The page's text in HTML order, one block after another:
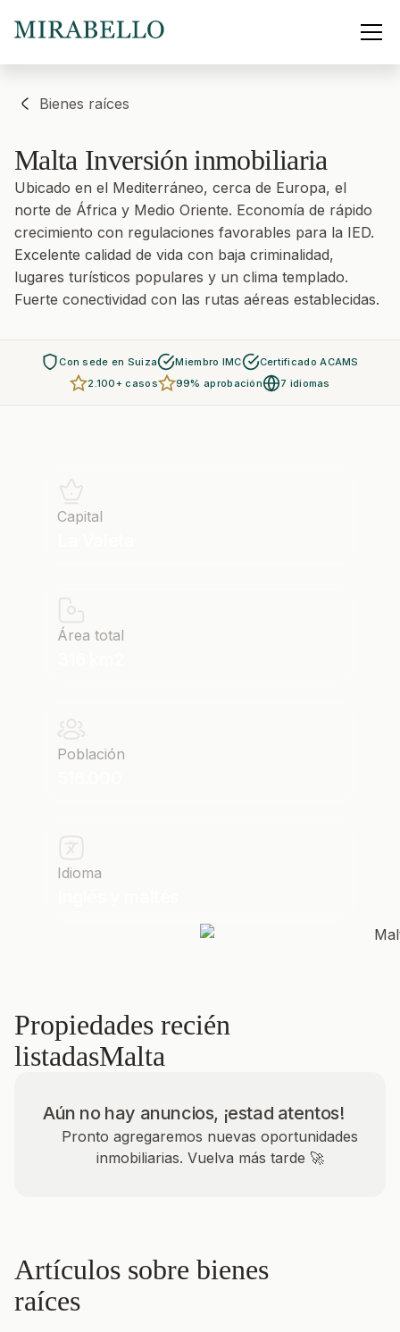
Bienes raíces
Malta Inversión inmobiliaria
Ubicado en el Mediterráneo, cerca de Europa, el
norte de África y Medio Oriente. Economía de rápido
crecimiento con regulaciones favorables para la IED.
Excelente calidad de vida con baja criminalidad,
lugares turísticos populares y un clima templado.
Fuerte conectividad con las rutas aéreas establecidas.
Con sede en Suiza Miembro IMC
Certificado ACAMS
2.100+ casos
99% aprobación 7 idiomas
Capital
Área total
Población
Idioma
Propiedades recién
listadasMalta
Aún no hay anuncios, ¡estad atentos!
Pronto agregaremos nuevas oportunidades
inmobiliarias. Vuelva más tarde 🚀
Artículos sobre bienes
raíces